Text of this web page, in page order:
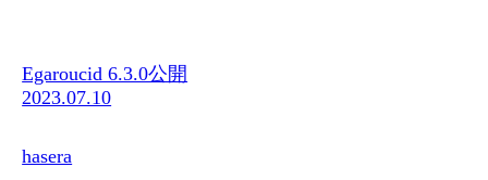
Egaroucid 6.3.0公開
2023.07.10
hasera